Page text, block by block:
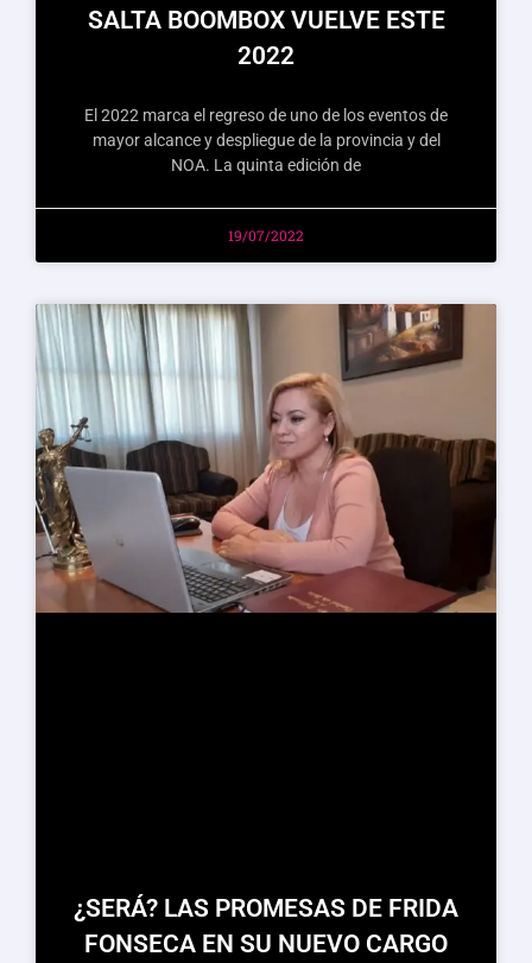
SALTA BOOMBOX VUELVE ESTE
2022
El 2022 marca el regreso de uno de los eventos de
mayor alcance y despliegue de la provincia y del
NOA. La quinta edición de
19/07/2022
¿SERÁ? LAS PROMESAS DE FRIDA
FONSECA EN SU NUEVO CARGO